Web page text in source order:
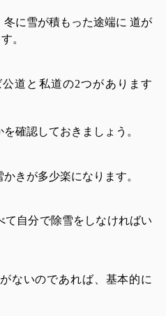
に雪が積もった途端に 道が
。
道と私道の2つがあります
確認しておきましょう。
きが多少楽になります。
て自分で除雪をしなければい
ないのであれば、基本的に